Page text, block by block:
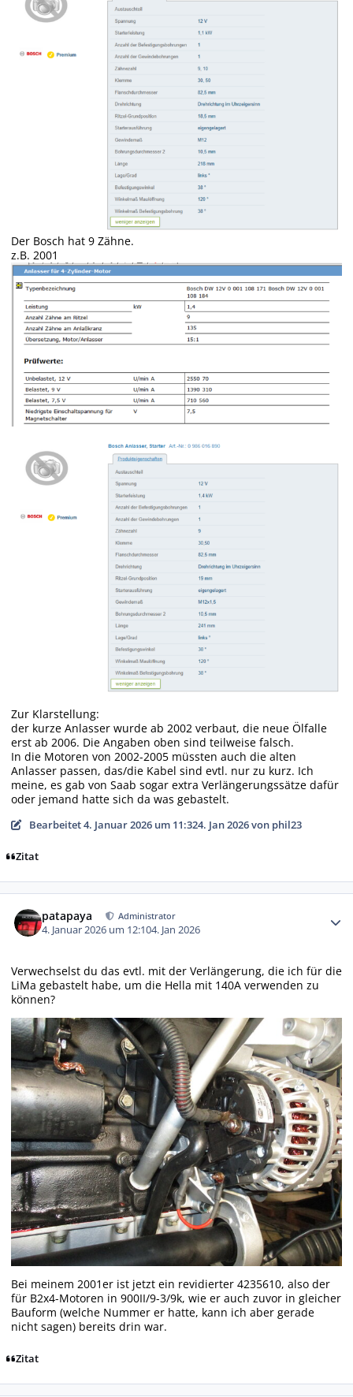
Der Bosch hat 9 Zähne.
z.B. 2001
Zur Klarstellung:
der kurze Anlasser wurde ab 2002 verbaut, die neue Ölfalle
erst ab 2006. Die Angaben oben sind teilweise falsch.
In die Motoren von 2002-2005 müssten auch die alten
Anlasser passen, das/die Kabel sind evtl. nur zu kurz. Ich
meine, es gab von Saab sogar extra Verlängerungssätze dafür
oder jemand hatte sich da was gebastelt.
Bearbeitet4. Januar 2026 um 11:324. Jan 2026von phil23
Zitat
patapaya Administrator
4. Januar 2026 um 12:104. Jan 2026
Verwechselst du das evtl. mit der Verlängerung, die ich für die
LiMa gebastelt habe, um die Hella mit 140A verwenden zu
können?
Bei meinem 2001er ist jetzt ein revidierter 4235610, also der
für B2x4-Motoren in 900II/9-3/9k, wie er auch zuvor in gleicher
Bauform (welche Nummer er hatte, kann ich aber gerade
nicht sagen) bereits drin war.
Zitat